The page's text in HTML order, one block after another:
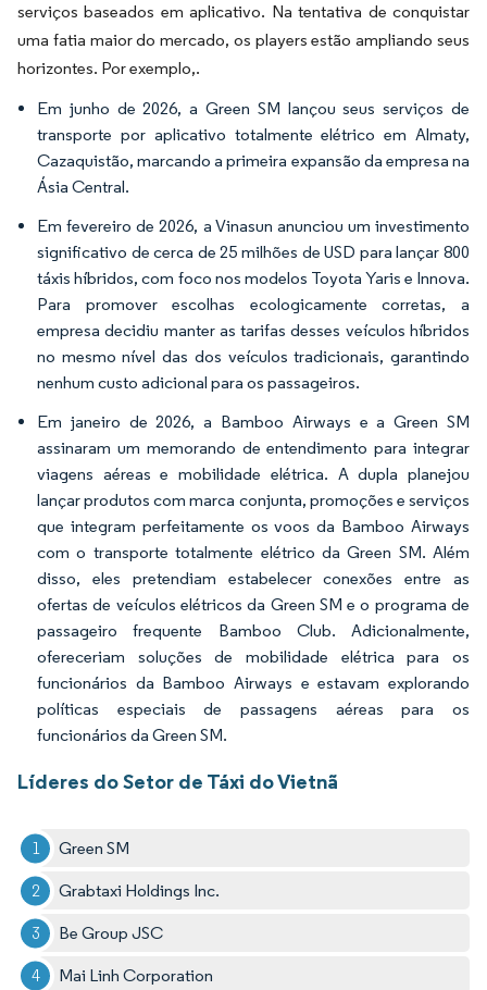
serviços baseados em aplicativo. Na tentativa de conquistar
uma fatia maior do mercado, os players estão ampliando seus
horizontes. Por exemplo,.
Em junho de 2026, a Green SM lançou seus serviços de
transporte por aplicativo totalmente elétrico em Almaty,
Cazaquistão, marcando a primeira expansão da empresa na
Ásia Central.
Em fevereiro de 2026, a Vinasun anunciou um investimento
significativo de cerca de 25 milhões de USD para lançar 800
táxis híbridos, com foco nos modelos Toyota Yaris e Innova.
Para promover escolhas ecologicamente corretas, a
empresa decidiu manter as tarifas desses veículos híbridos
no mesmo nível das dos veículos tradicionais, garantindo
nenhum custo adicional para os passageiros.
Em janeiro de 2026, a Bamboo Airways e a Green SM
assinaram um memorando de entendimento para integrar
viagens aéreas e mobilidade elétrica. A dupla planejou
lançar produtos com marca conjunta, promoções e serviços
que integram perfeitamente os voos da Bamboo Airways
com o transporte totalmente elétrico da Green SM. Além
disso, eles pretendiam estabelecer conexões entre as
ofertas de veículos elétricos da Green SM e o programa de
passageiro frequente Bamboo Club. Adicionalmente,
ofereceriam soluções de mobilidade elétrica para os
funcionários da Bamboo Airways e estavam explorando
políticas especiais de passagens aéreas para os
funcionários da Green SM.
Líderes do Setor de Táxi do Vietnã
Green SM
Grabtaxi Holdings Inc.
Be Group JSC
Mai Linh Corporation